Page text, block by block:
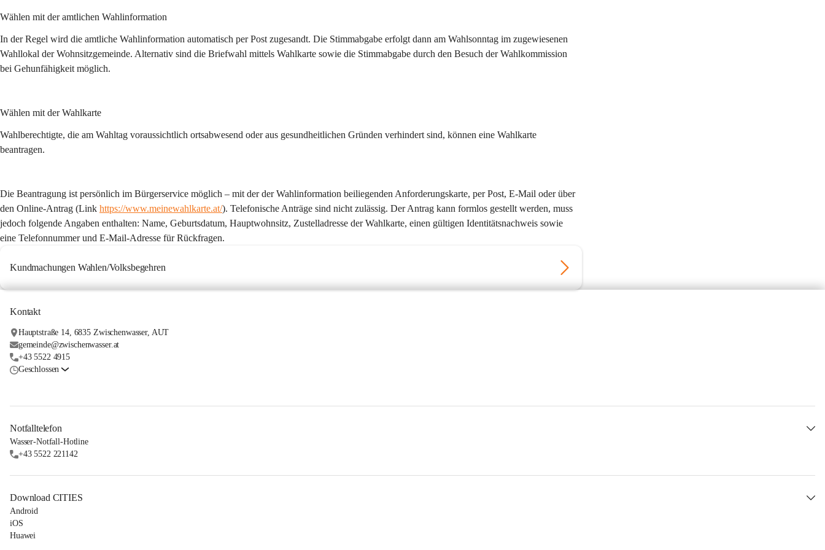
Wählen mit der amtlichen Wahlinformation
In der Regel wird die amtliche Wahlinformation automatisch per Post zugesandt. Die Stimmabgabe erfolgt dann am Wahlsonntag im zugewiesenen
Wahllokal der Wohnsitzgemeinde. Alternativ sind die Briefwahl mittels Wahlkarte sowie die Stimmabgabe durch den Besuch der Wahlkommission
bei Gehunfähigkeit möglich.
Wählen mit der Wahlkarte
Wahlberechtigte, die am Wahltag voraussichtlich ortsabwesend oder aus gesundheitlichen Gründen verhindert sind, können eine Wahlkarte
beantragen.
Die Beantragung ist persönlich im Bürgerservice möglich – mit der der Wahlinformation beiliegenden Anforderungskarte, per Post, E-Mail oder über
den Online-Antrag (Link https://www.meinewahlkarte.at/). Telefonische Anträge sind nicht zulässig. Der Antrag kann formlos gestellt werden, muss
jedoch folgende Angaben enthalten: Name, Geburtsdatum, Hauptwohnsitz, Zustelladresse der Wahlkarte, einen gültigen Identitätsnachweis sowie
eine Telefonnummer und E-Mail-Adresse für Rückfragen.
Kundmachungen Wahlen/Volksbegehren
Kontakt
Hauptstraße 14, 6835 Zwischenwasser, AUT
gemeinde@zwischenwasser.at
+43 5522 4915
Geschlossen
Notfalltelefon
Wasser-Notfall-Hotline
+43 5522 221142
Download CITIES
Android
iOS
Huawei